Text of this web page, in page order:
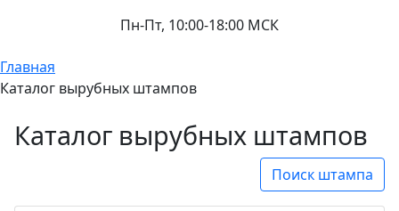
Пн-Пт, 10:00-18:00 МСК
Главная
Каталог вырубных штампов
Каталог вырубных штампов
Поиск штампа